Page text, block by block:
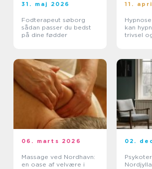
31. maj 2026
Fodterapeut søborg
sådan passer du bedst
på dine fødder
11.
Hypnose
kan
trivsel
06. marts 2026
Massage ved Nordhavn:
en oase af velvære i
02.